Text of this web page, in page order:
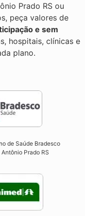
Prado RS ou
peça valores de
e sem
hospitais, clínicas e
plano.
de Saúde Bradesco
Antônio Prado RS